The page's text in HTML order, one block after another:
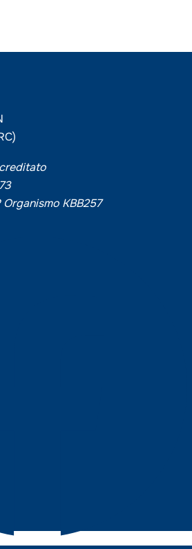
KBB257